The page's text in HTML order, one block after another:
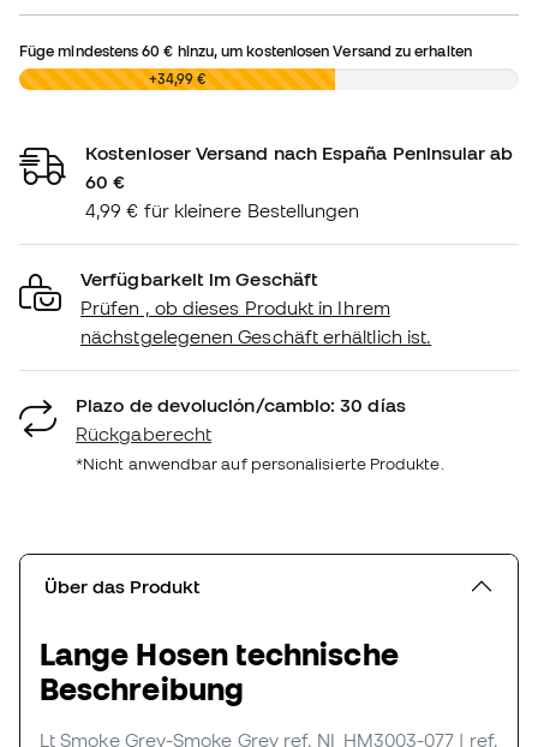
Füge mindestens60 € hinzu, um kostenlosen Versand zu erhalten
0,00 € +34,99 €
Kostenloser Versand nach España Peninsular ab
60 €
4,99 € für kleinere Bestellungen
Verfügbarkeit im Geschäft
Prüfen , ob dieses Produkt in Ihrem
nächstgelegenen Geschäft erhältlich ist.
Plazo de devolución/cambio: 30 días
Rückgaberecht
*Nicht anwendbar auf personalisierte Produkte.
Über das Produkt
Lange Hosen technische
Beschreibung
Lt Smoke Grey-Smoke Grey ref. NI_HM3003-077 | ref.